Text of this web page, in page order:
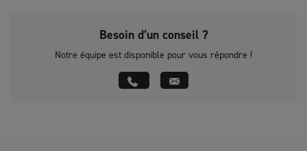
Besoin d’un conseil ?
Notre équipe est disponible pour vous répondre !